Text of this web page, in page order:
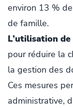
environ 13 %
de famille.
L’utilisation
pour réduire la
la gestion des
Ces mesures
administrative,